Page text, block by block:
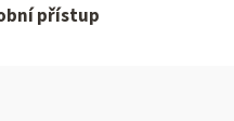
přístup